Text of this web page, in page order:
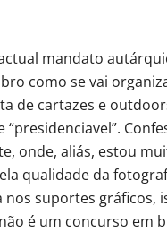
mandato
como se vai
de cartazes e
onde, aliás, estou
qualidade da
suportes gráficos,
é um concurso em